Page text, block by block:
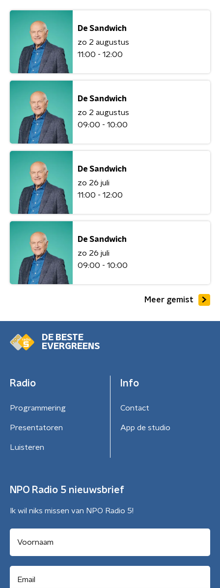
De Sandwich
zo 2 augustus
11:00 - 12:00
De Sandwich
zo 2 augustus
09:00 - 10:00
De Sandwich
zo 26 juli
11:00 - 12:00
De Sandwich
zo 26 juli
09:00 - 10:00
Meer gemist
DE BESTE
EVERGREENS
Radio
Programmering
Presentatoren
Luisteren
Info
Contact
App de studio
NPO Radio 5 nieuwsbrief
Ik wil niks missen van NPO Radio 5!